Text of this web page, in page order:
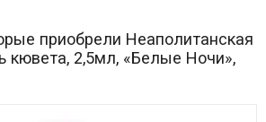
приобрели Неаполитанская
кювета, 2,5мл, «Белые Ночи»,